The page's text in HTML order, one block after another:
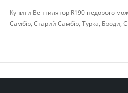
Купити Вентилятор R190 недорого
Самбір, Старий Самбір, Турка, Броди,